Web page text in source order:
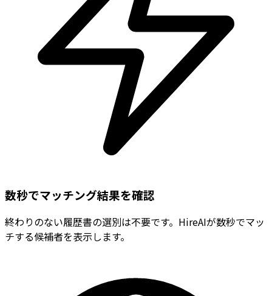
数秒でマッチング結果を確認
終わりのない履歴書の選別は不要です。HireAIが数秒でマッ
チする候補者を表示します。